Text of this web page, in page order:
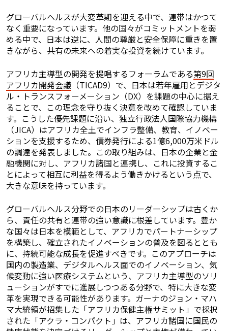
グローバルヘルスが大変革期を迎える中で、連帯はかつて
なく重要になっています。他の国々がコミットメントを弱
める中で、日本は逆に、人間の尊厳と安全保障に重きを置
きながら、共有の未来への着実な投資を続けています。
アフリカ主導型の開発を提唱するフォーラムである第9回
アフリカ開発会議 （TICAD9）で、日本は若年雇用とデジタ
ル・トランスフォーメーション（DX）を課題の中心に据え
ることで、この理念を守り抜く決意を改めて確認していま
す。こうした優先課題に沿い、独立行政法人国際協力機構
（JICA）はアフリカ全土でインフラ整備、教育、イノベー
ションを支援するため、債券発行による1億6,000万米ドル
の調達を発表しました。この取り組みは、日本の企業と金
融機関に対し、アフリカ諸国と連携し、これに投資するこ
とによって相互に利益を得るよう働きかけるという点で、
大きな意味を持っています。
グローバルヘルス分野での日本のリーダーシップは古くか
ら、責任の共有と連帯の強い意識に根差しています。豊か
な国々は日本を模範として、アフリカでパートナーシップ
を構築し、確立されたイノベーションの普及を図るととも
に、持続可能な成長を促進すべきです。このアプローチは
国内の製造業、デジタルヘルス面でのイノベーション、気
候変動に強い医療システムという、アフリカ主導型のソリ
ューションがすでに進展しつつある分野で、特に大きな変
革を実現できる可能性があります。ガーナのジョン・マハ
マ大統領が招集した「アフリカ保健主権サミット」で採択
された「アクラ・コンパクト」は、アフリカ諸国に国民の